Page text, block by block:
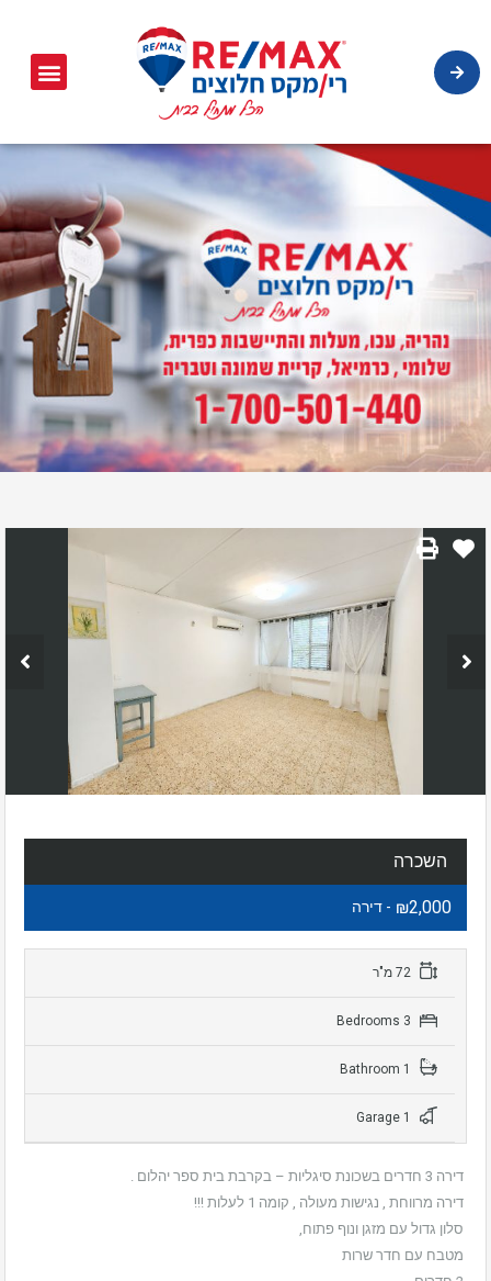
השכרה
₪2,000 - דירה
דירה 3 חדרים בשכונת סיגליות – בקרבת בית ספר יהלום .
דירה מרווחת , נגישות מעולה , קומה 1 לעלות !!!
סלון גדול עם מזגן ונוף פתוח,
מטבח עם חדר שרות